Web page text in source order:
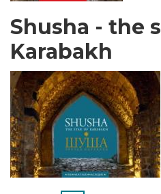
Shusha - the
Karabakh